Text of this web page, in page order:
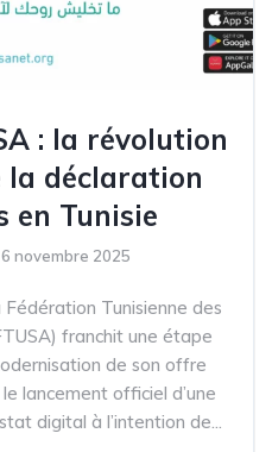
: la révolution
la déclaration
en Tunisie
6 novembre 2025
Tunisienne des
franchit une étape
de son offre
lancement officiel d’une
digital à l’intention de...